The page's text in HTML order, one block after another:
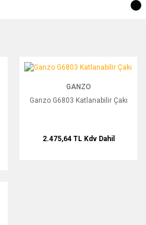
Ganzo G6803 Katlanabilir Çakı
GANZO
Ganzo G6803 Katlanabilir Çakı
2.475,64 TL Kdv Dahil